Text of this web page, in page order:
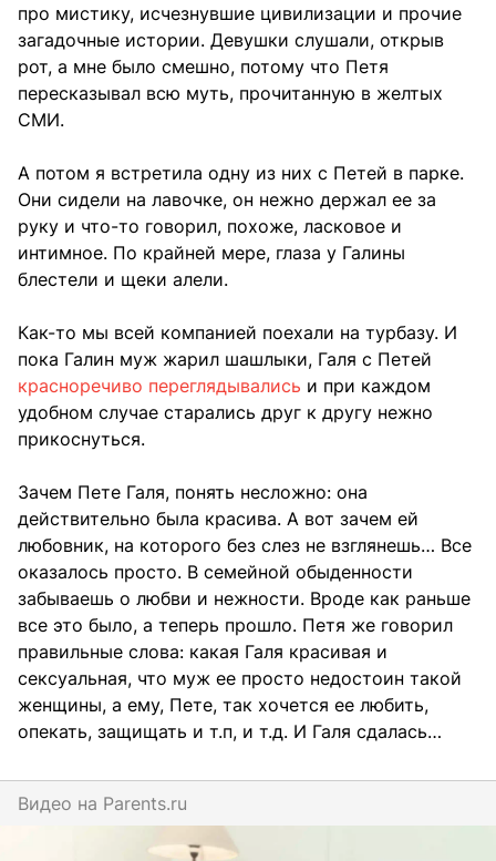
про мистику, исчезнувшие цивилизации и прочие
загадочные истории. Девушки слушали, открыв
рот, а мне было смешно, потому что Петя
пересказывал всю муть, прочитанную в желтых
СМИ.
А потом я встретила одну из них с Петей в парке.
Они сидели на лавочке, он нежно держал ее за
руку и что-то говорил, похоже, ласковое и
интимное. По крайней мере, глаза у Галины
блестели и щеки алели.
Как-то мы всей компанией поехали на турбазу. И
пока Галин муж жарил шашлыки, Галя с Петей
красноречиво переглядывались и при каждом
удобном случае старались друг к другу нежно
прикоснуться.
Зачем Пете Галя, понять несложно: она
действительно была красива. А вот зачем ей
любовник, на которого без слез не взглянешь… Все
оказалось просто. В семейной обыденности
забываешь о любви и нежности. Вроде как раньше
все это было, а теперь прошло. Петя же говорил
правильные слова: какая Галя красивая и
сексуальная, что муж ее просто недостоин такой
женщины, а ему, Пете, так хочется ее любить,
опекать, защищать и т.п, и т.д. И Галя сдалась…
Видео на parents.ru